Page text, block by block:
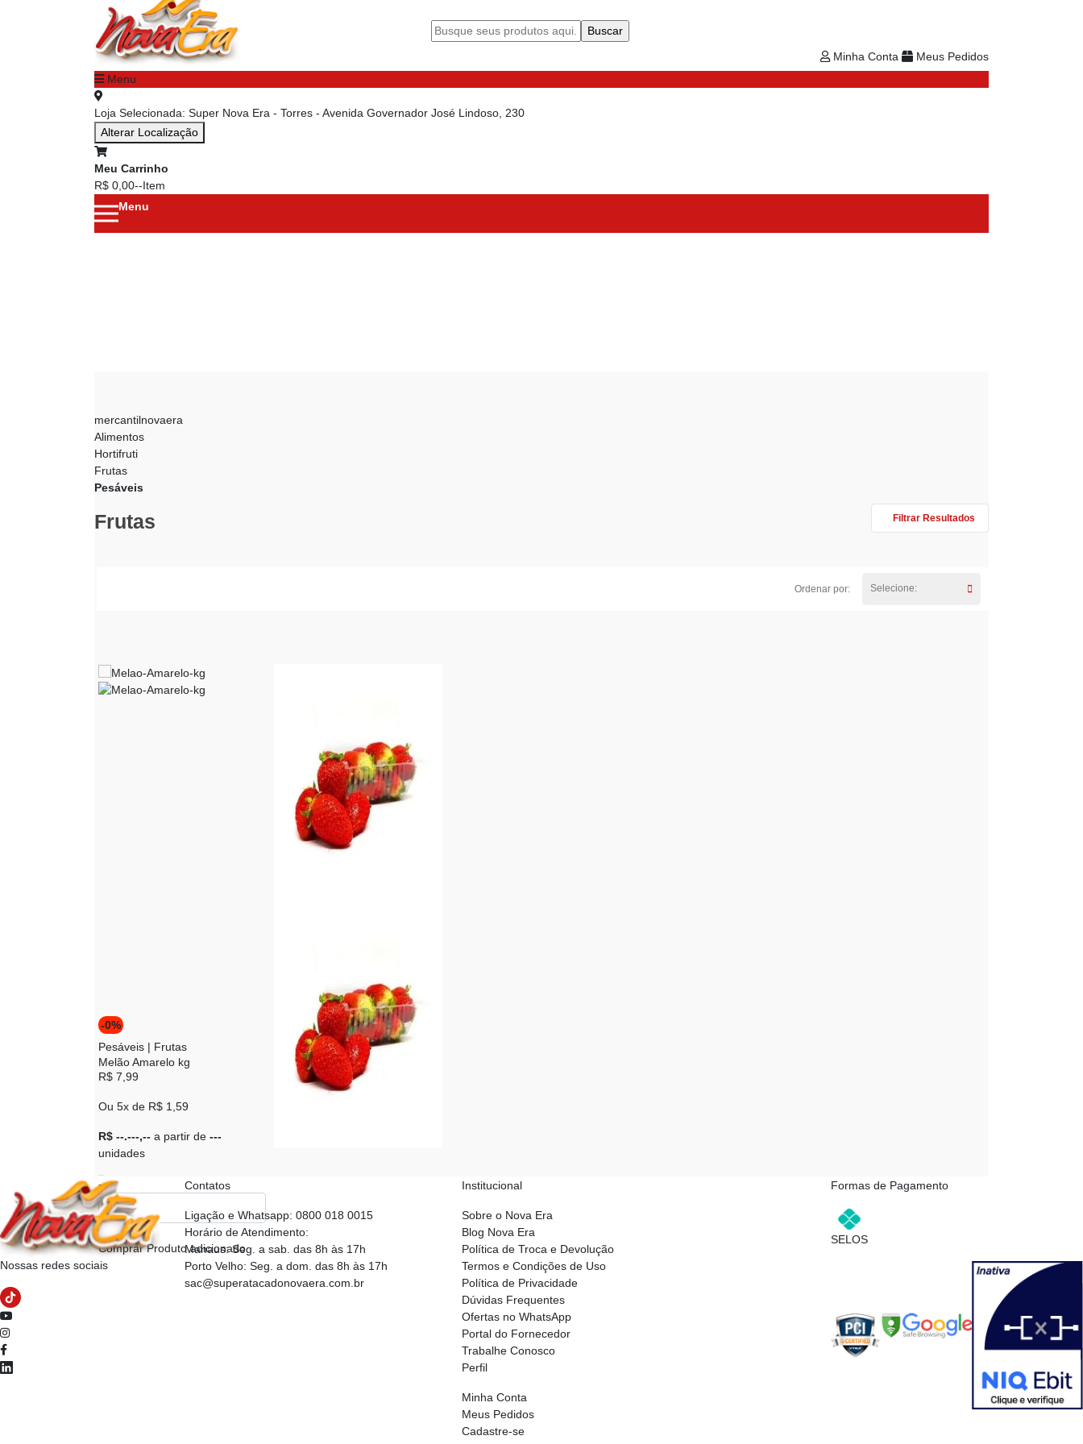
Minha Conta
Meus Pedidos
Menu
Loja Selecionada: Super Nova Era - Torres - Avenida Governador José Lindoso, 230
Alterar Localização
Meu Carrinho
R$ 0,00--Item
Menu
Menu principal
mercantilnovaera
Alimentos
Hortifruti
Frutas
Pesáveis
Frutas Filtrar Resultados
Ordenar por: Selecione:
-0%
Pesáveis | Frutas
Melão Amarelo kg
R$ 7,99
Ou 5x de R$ 1,59
R$ --.---,-- a partir de ---
unidades
-
+
Comprar Produto adicionado
Nossas redes sociais
Contatos
Ligação e Whatsapp: 0800 018 0015
Horário de Atendimento:
Manaus: Seg. a sab. das 8h às 17h
Porto Velho: Seg. a dom. das 8h às 17h
sac@superatacadonovaera.com.br
Institucional
Sobre o Nova Era
Blog Nova Era
Política de Troca e Devolução
Termos e Condições de Uso
Política de Privacidade
Dúvidas Frequentes
Ofertas no WhatsApp
Portal do Fornecedor
Trabalhe Conosco
Perfil
Minha Conta
Meus Pedidos
Cadastre-se
Formas de Pagamento
SELOS